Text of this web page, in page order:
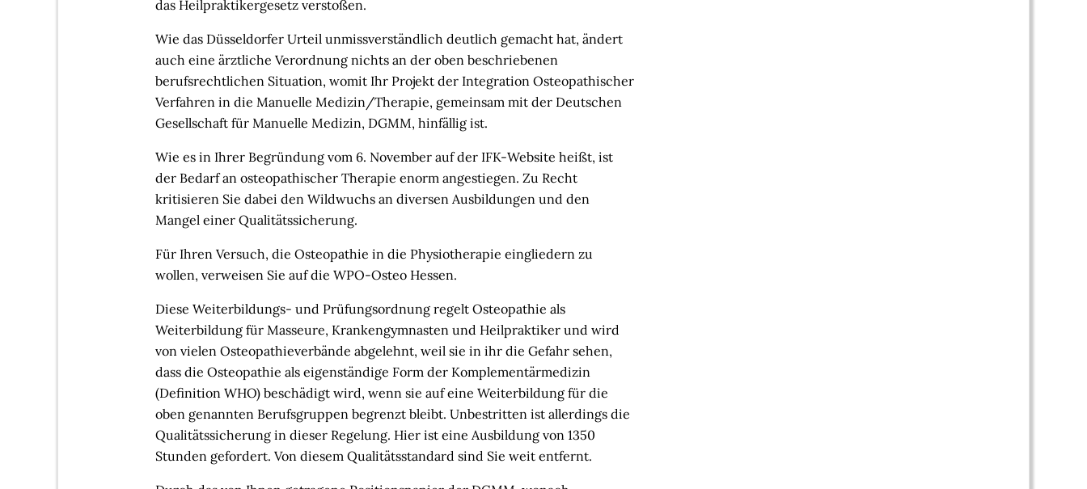
das Heilpraktikergesetz verstoßen.
Wie das Düsseldorfer Urteil unmissverständlich deutlich gemacht hat, ändert
auch eine ärztliche Verordnung nichts an der oben beschriebenen
berufsrechtlichen Situation, womit Ihr Projekt der Integration Osteopathischer
Verfahren in die Manuelle Medizin/Therapie, gemeinsam mit der Deutschen
Gesellschaft für Manuelle Medizin, DGMM, hinfällig ist.
Wie es in Ihrer Begründung vom 6. November auf der IFK-Website heißt, ist
der Bedarf an osteopathischer Therapie enorm angestiegen. Zu Recht
kritisieren Sie dabei den Wildwuchs an diversen Ausbildungen und den
Mangel einer Qualitätssicherung.
Für Ihren Versuch, die Osteopathie in die Physiotherapie eingliedern zu
wollen, verweisen Sie auf die WPO-Osteo Hessen.
Diese Weiterbildungs- und Prüfungsordnung regelt Osteopathie als
Weiterbildung für Masseure, Krankengymnasten und Heilpraktiker und wird
von vielen Osteopathieverbände abgelehnt, weil sie in ihr die Gefahr sehen,
dass die Osteopathie als eigenständige Form der Komplementärmedizin
(Definition WHO) beschädigt wird, wenn sie auf eine Weiterbildung für die
oben genannten Berufsgruppen begrenzt bleibt. Unbestritten ist allerdings die
Qualitätssicherung in dieser Regelung. Hier ist eine Ausbildung von 1350
Stunden gefordert. Von diesem Qualitätsstandard sind Sie weit entfernt.